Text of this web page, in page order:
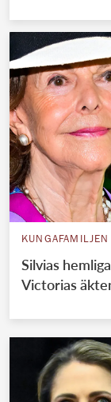
KUNGAFAMILJEN
Silvias
Victorias